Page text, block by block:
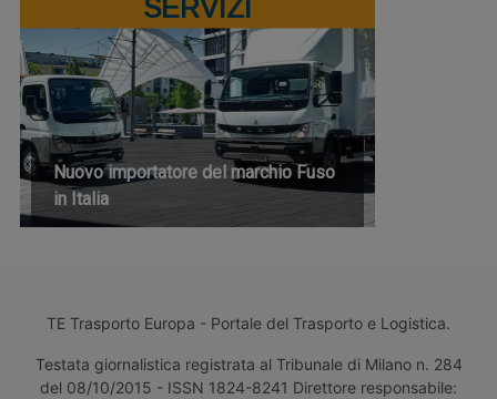
SERVIZI
Nuovo importatore del marchio Fuso
in Italia
TE Trasporto Europa - Portale del Trasporto e Logistica.
Testata giornalistica registrata al Tribunale di Milano n. 284
del 08/10/2015 - ISSN 1824-8241 Direttore responsabile: